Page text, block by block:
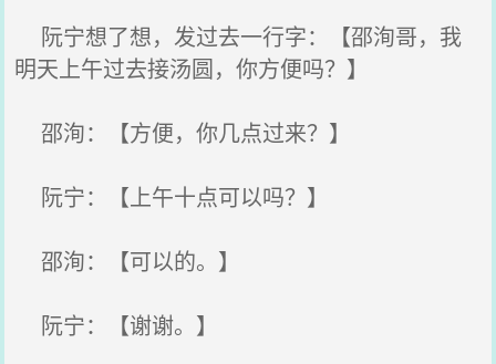
阮宁想了想，发过去一行字：【邵洵哥，我
明天上午过去接汤圆，你方便吗？】
邵洵：【方便，你几点过来？】
阮宁：【上午十点可以吗？】
邵洵：【可以的。】
阮宁：【谢谢。】